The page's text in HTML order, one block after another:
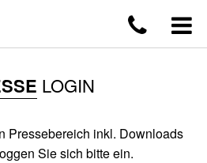
LOGIN
Pressebereich inkl. Downloads
Sie sich bitte ein.